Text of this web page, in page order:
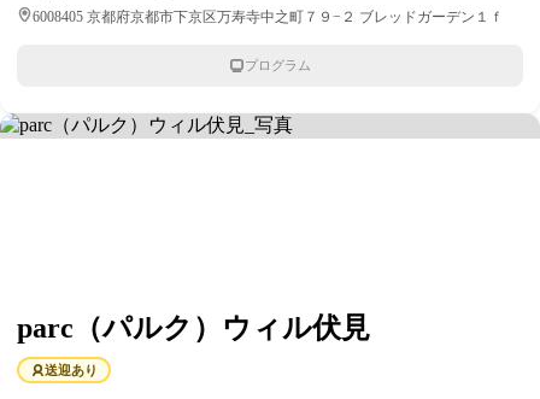
6008405 京都府京都市下京区万寿寺中之町７９−２ ブレッドガーデン１ｆ
プログラム
parc（パルク）ウィル伏見
送迎あり